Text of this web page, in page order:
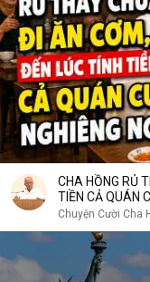
CHA HỒNG RỦ
TIỀN CẢ QUÁN
Chuyện Cười Cha